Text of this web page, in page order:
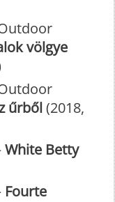
völgye
űrből(2018,
White Betty
Fourte